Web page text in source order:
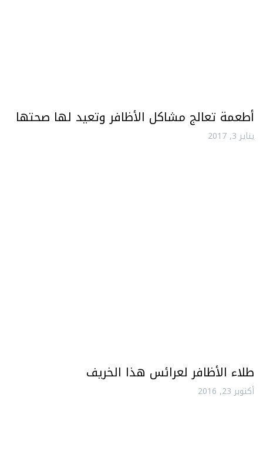
أطعمة تعالج مشاكل الأظافر وتعيد لها صحتها
يناير 3, 2017
طلاء الأظافر لعرائس هذا الخريف
أكتوبر 23, 2016